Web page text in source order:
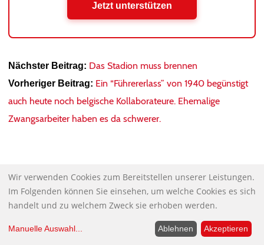
Jetzt unterstützen
Nächster Beitrag: Das Stadion muss brennen
Vorheriger Beitrag: Ein “Führererlass” von 1940 begünstigt
auch heute noch belgische Kollaborateure. Ehemalige
Zwangsarbeiter haben es da schwerer.
NDS
GESPRÄCHSKREISE
Kommen Sie miteinander
Wir verwenden Cookies zum Bereitstellen unserer Leistungen.
Im Folgenden können Sie einsehen, um welche Cookies es sich
handelt und zu welchem Zweck sie erhoben werden.
Manuelle Auswahl... Ablehnen Akzeptieren